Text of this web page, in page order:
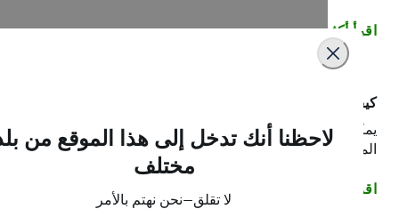
أكثر
يمكنني مشاركة المعلومات مع طبيبي؟
للعيادات بسهولة إرسال دعوات بالبريد الإلكتروني إلى
أكثر
لاحظنا أنك تدخل إلى هذا الموقع من بلد
مختلف
لا تقلق—نحن نهتم بالأمر